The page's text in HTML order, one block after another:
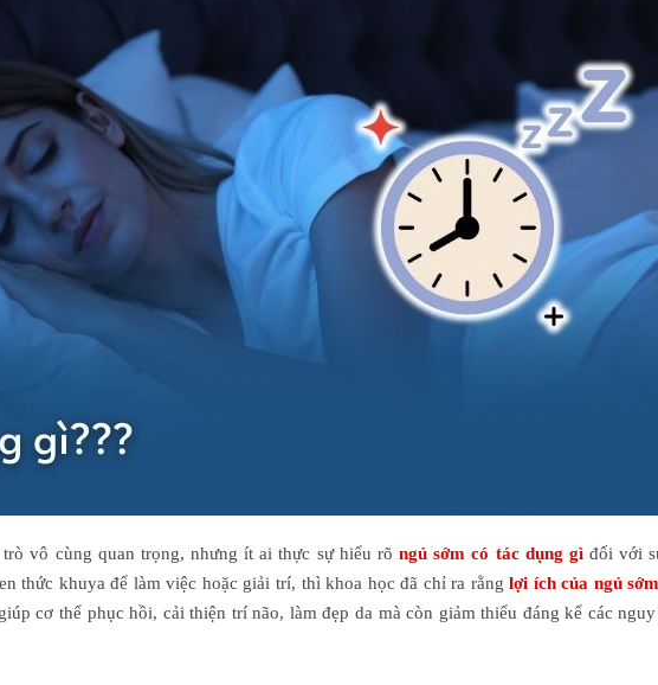
vô cùng quan trọng, nhưng ít ai thực sự hiểu rõngủ sớm có tác dụng gìđối với
thức khuya để làm việc hoặc giải trí, thì khoa học đã chỉ ra rằnglợi ích của ngủ sớm
cơ thể phục hồi, cải thiện trí não, làm đẹp da mà còn giảm thiểu đáng kể các
BẠO
Nam học
BS PHÙNG THANH VÂN
Chuyên khoa: Ngoại khoa
BS LÊ MẠNH
Chuyên khoa:
Tư vấn